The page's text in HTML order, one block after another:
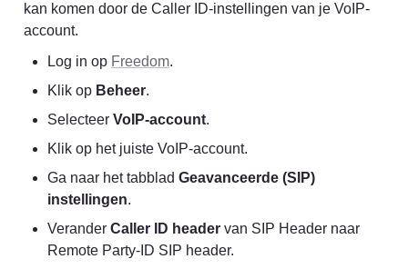
kan komen door de Caller ID-instellingen van je VoIP-
account.
Log in op Freedom.
Klik op Beheer.
Selecteer VoIP-account.
Klik op het juiste VoIP-account.
Ga naar het tabblad Geavanceerde (SIP)
instellingen.
Verander Caller ID header van SIP Header naar
Remote Party-ID SIP header.